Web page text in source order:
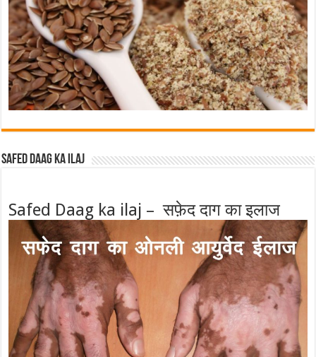
Safed Daag ka ilaj
Safed Daag ka ilaj – सफ़ेद दाग का इलाज